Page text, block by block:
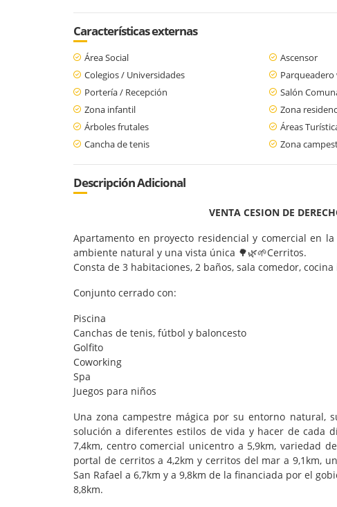
Características externas
Área Social Ascensor
Colegios / Universidades
Portería / Recepción
Salón
Zona infantil
Zona
Árboles frutales
Áreas
Cancha de tenis
Zona
Descripción Adicional
VENTA CESION DE
Apartamento en proyecto residencial y comercial en
ambiente natural y una vista única 🌳🌿🌱Cerritos.
Consta de 3 habitaciones, 2 baños, sala comedor,
Conjunto cerrado con:
Piscina
Canchas de tenis, fútbol y baloncesto
Golfito
Coworking
Spa
Juegos para niños
Una zona campestre mágica por su entorno natural,
solución a diferentes estilos de vida y hacer de cada
7,4km, centro comercial unicentro a 5,9km, variedad
portal de cerritos a 4,2km y cerritos del mar a 9,1km,
San Rafael a 6,7km y a 9,8km de la financiada por el
8,8km.